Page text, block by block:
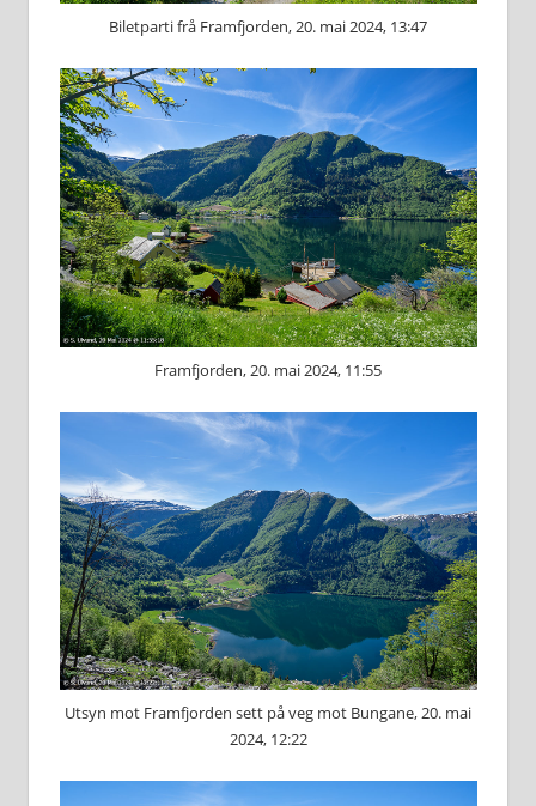
Biletparti frå Framfjorden, 20. mai 2024, 13:47
Framfjorden, 20. mai 2024, 11:55
Utsyn mot Framfjorden sett på veg mot Bungane, 20. mai
2024, 12:22